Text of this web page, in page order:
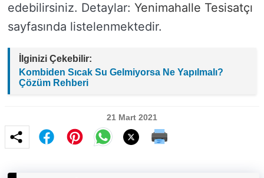
edebilirsiniz. Detaylar: Yenimahalle Tesisatçı
sayfasında listelenmektedir.
İlginizi Çekebilir:
Kombiden Sıcak Su Gelmiyorsa Ne Yapılmalı?
Çözüm Rehberi
21 Mart 2021